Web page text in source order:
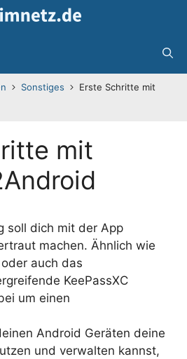
Sonstiges
Erste Schritte mit
mit
soll dich mit der App
machen. Ähnlich wie
auch das
KeePassXC
um einen
Android Geräten deine
und verwalten kannst,